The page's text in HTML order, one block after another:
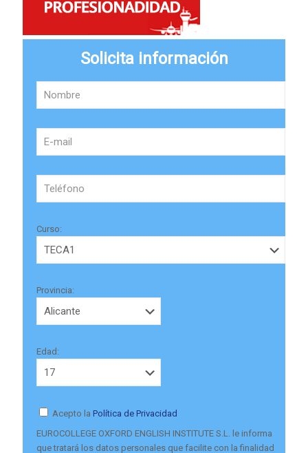
Solicita información
Curso:
Provincia:
Edad:
Acepto la Política de Privacidad
EUROCOLLEGE OXFORD ENGLISH INSTITUTE S.L. le informa
que tratará los datos personales que facilite con la finalidad